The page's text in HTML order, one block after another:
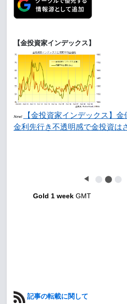
【金投資家インデックス】
New!
【金投資家インデックス】金
金利先行き不透明感で金投資は
◀ ⬤ ⬤ ⬤
Gold 1 week GMT
記事の転載に関して